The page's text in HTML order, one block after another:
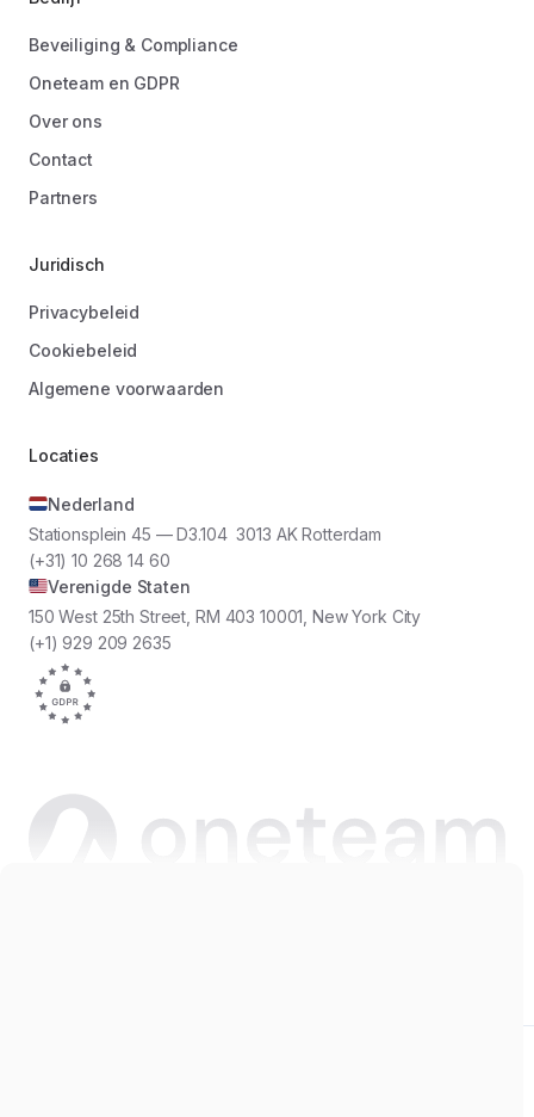
Beveiliging & Compliance
Oneteam en GDPR
Over ons
Contact
Partners
Juridisch
Privacybeleid
Cookiebeleid
Algemene voorwaarden
Locaties
Nederland
Stationsplein 45 — D3.104 3013 AK Rotterdam
(+31) 10 268 14 60
Verenigde Staten
150 West 25th Street, RM 403 10001, New York City
(+1) 929 209 2635